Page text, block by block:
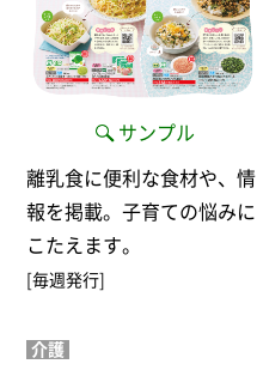
サンプル
離乳食に便利な食材や、情
報を掲載。子育ての悩みに
こたえます。
[毎週発行]
介護